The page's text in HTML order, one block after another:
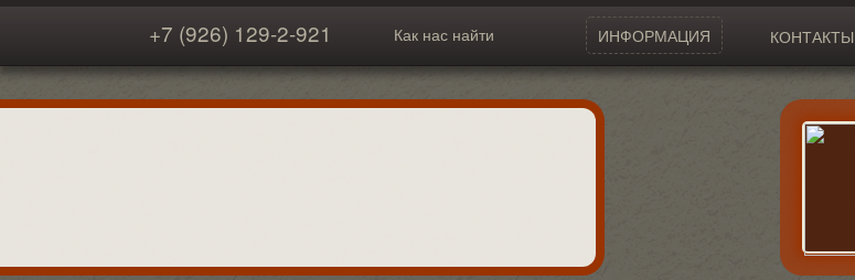
+7 (926) 129-2-921 Как нас найти ИНФОРМАЦИЯ КОНТАКТЫ